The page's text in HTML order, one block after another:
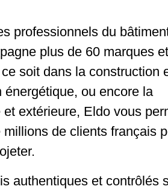
professionnels du
plus de 60 marques
soit dans la construction
ou encore la
extérieure, Eldo vous
de clients français
authentiques et contrôlés